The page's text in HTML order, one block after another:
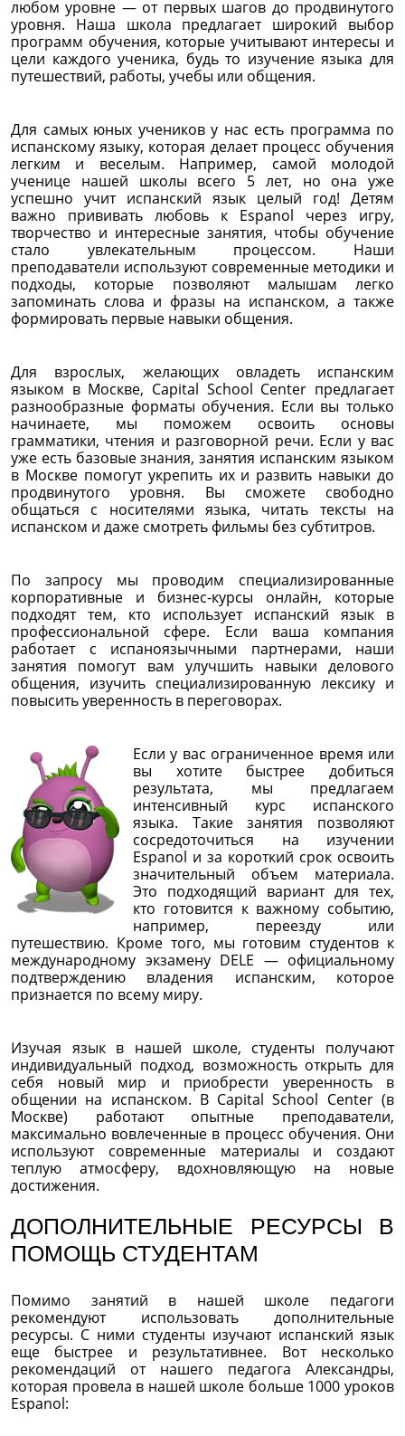
любом уровне — от первых шагов до продвинутого
уровня. Наша школа предлагает широкий выбор
программ обучения, которые учитывают интересы и
цели каждого ученика, будь то изучение языка для
путешествий, работы, учебы или общения.
Для самых юных учеников у нас есть программа по
испанскому языку, которая делает процесс обучения
легким и веселым. Например, самой молодой
ученице нашей школы всего 5 лет, но она уже
успешно учит испанский язык целый год! Детям
важно прививать любовь к Espanol через игру,
творчество и интересные занятия, чтобы обучение
стало увлекательным процессом. Наши
преподаватели используют современные методики и
подходы, которые позволяют малышам легко
запоминать слова и фразы на испанском, а также
формировать первые навыки общения.
Для взрослых, желающих овладеть испанским
языком в Москве, Capital School Center предлагает
разнообразные форматы обучения. Если вы только
начинаете, мы поможем освоить основы
грамматики, чтения и разговорной речи. Если у вас
уже есть базовые знания, занятия испанским языком
в Москве помогут укрепить их и развить навыки до
продвинутого уровня. Вы сможете свободно
общаться с носителями языка, читать тексты на
испанском и даже смотреть фильмы без субтитров.
По запросу мы проводим специализированные
корпоративные и бизнес-курсы онлайн, которые
подходят тем, кто использует испанский язык в
профессиональной сфере. Если ваша компания
работает с испаноязычными партнерами, наши
занятия помогут вам улучшить навыки делового
общения, изучить специализированную лексику и
повысить уверенность в переговорах.
Если у вас ограниченное время или
вы хотите быстрее добиться
результата, мы предлагаем
интенсивный курс испанского
языка. Такие занятия позволяют
сосредоточиться на изучении
Espanol и за короткий срок освоить
значительный объем материала.
Это подходящий вариант для тех,
кто готовится к важному событию,
например, переезду или
путешествию. Кроме того, мы готовим студентов к
международному экзамену DELE — официальному
подтверждению владения испанским, которое
признается по всему миру.
Изучая язык в нашей школе, студенты получают
индивидуальный подход, возможность открыть для
себя новый мир и приобрести уверенность в
общении на испанском. В Capital School Center (в
Москве) работают опытные преподаватели,
максимально вовлеченные в процесс обучения. Они
используют современные материалы и создают
теплую атмосферу, вдохновляющую на новые
достижения.
ДОПОЛНИТЕЛЬНЫЕ РЕСУРСЫ В
ПОМОЩЬ СТУДЕНТАМ
Помимо занятий в нашей школе педагоги
рекомендуют использовать дополнительные
ресурсы. С ними студенты изучают испанский язык
еще быстрее и результативнее. Вот несколько
рекомендаций от нашего педагога Александры,
которая провела в нашей школе больше 1000 уроков
Espanol: